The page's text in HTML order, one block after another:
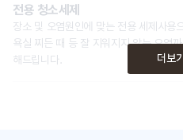
전용 청소세제
장소 및 오염원인에 맞는 전용 세제사용
욕실 찌든 때 등 잘 지워지지 않는 오염까
해드립니다.
더보기